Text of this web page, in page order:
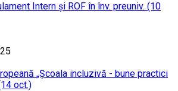
Intern și ROF în înv. preuniv. (10
„Școala incluzivă - bune practici
oct.)